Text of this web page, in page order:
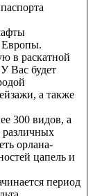
Европы.
в раскатной
Вас будет
а также
300 видов, а
различных
орлана-
цапель и
период